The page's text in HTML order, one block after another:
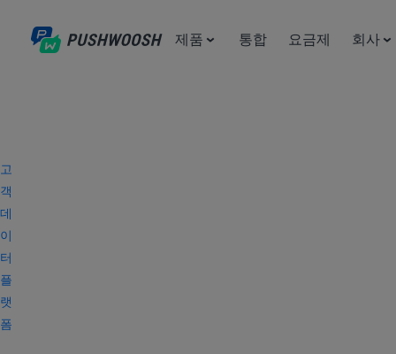
제품 통합 요금제 회사
고
객
데
이
터
플
랫
폼